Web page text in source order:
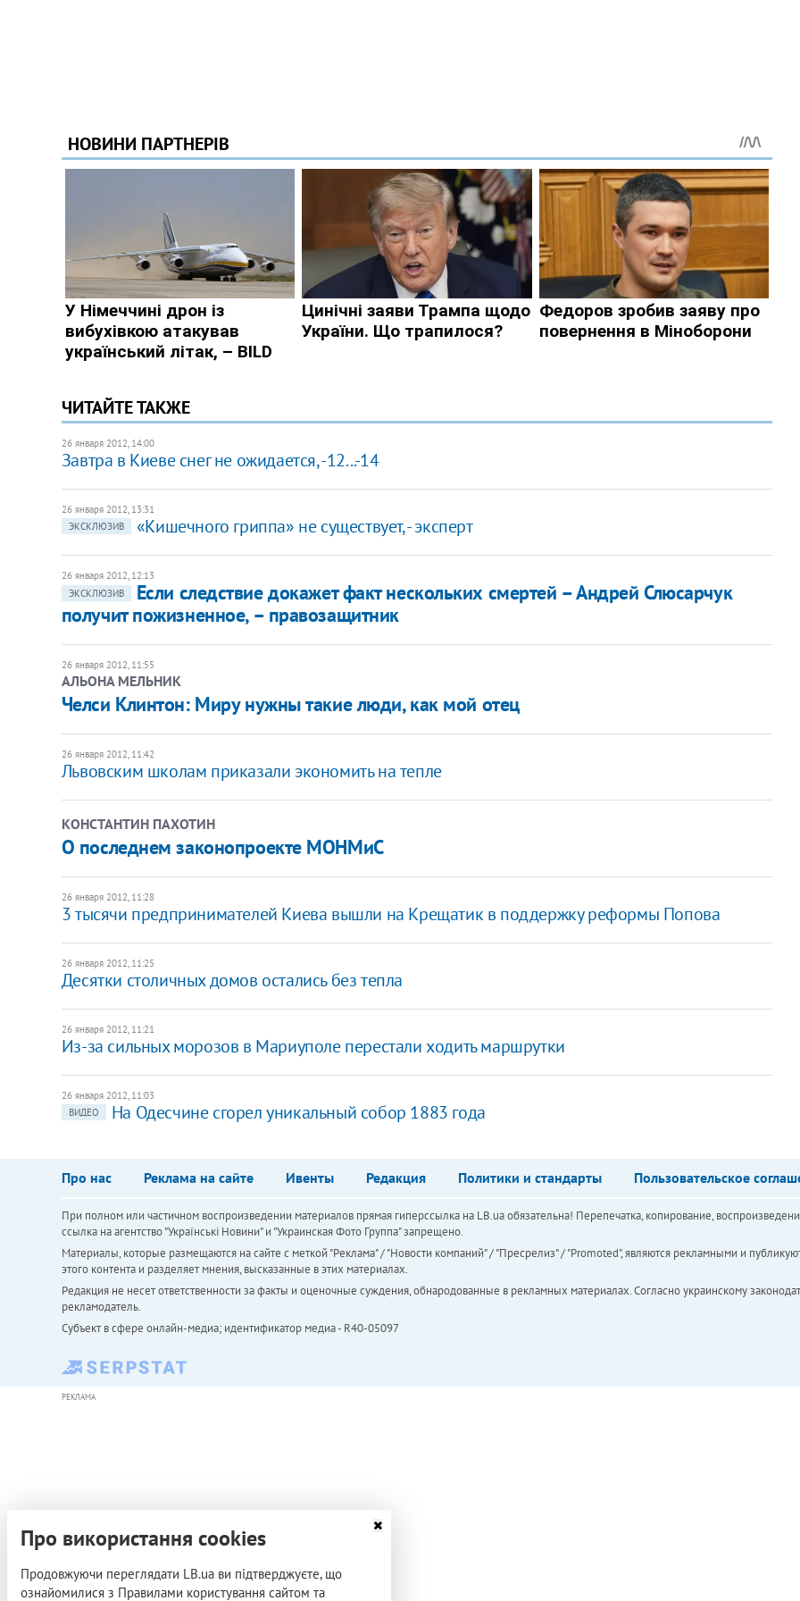
ЧИТАЙТЕ ТАКЖЕ
26 января 2012, 14:00
Завтра в Киеве снег не ожидается, -12...-14
26 января 2012, 13:31
ЭКСКЛЮЗИВ
«Кишечного гриппа» не существует, - эксперт
26 января 2012, 12:13
ЭКСКЛЮЗИВ
Если следствие докажет факт нескольких смертей – Андрей Слюсарчук
получит пожизненное, – правозащитник
26 января 2012, 11:55
АЛЬОНА МЕЛЬНИК
Челси Клинтон: Миру нужны такие люди, как мой отец
26 января 2012, 11:42
Львовским школам приказали экономить на тепле
КОНСТАНТИН ПАХОТИН
О последнем законопроекте МОНМиС
26 января 2012, 11:28
3 тысячи предпринимателей Киева вышли на Крещатик в поддержку реформы Попова
26 января 2012, 11:25
Десятки столичных домов остались без тепла
26 января 2012, 11:21
Из-за сильных морозов в Мариуполе перестали ходить маршрутки
26 января 2012, 11:03
ВИДЕО
На Одесчине сгорел уникальный собор 1883 года
Про нас Реклама на сайте Ивенты Редакция Политики и стандарты Пользовательское
При полном или частичном воспроизведении материалов прямая гиперссылка на LB.ua обязательна! Перепечатка, копирование,
ссылка на агентство "Українськi Новини" и "Украинская Фото Группа" запрещено.
Материалы, которые размещаются на сайте с меткой "Реклама" / "Новости компаний" / "Пресрелиз" / "Promoted", являются рекламными и
этого контента и разделяет мнения, высказанные в этих материалах.
Редакция не несет ответственности за факты и оценочные суждения, обнародованные в рекламных материалах. Согласно украинскому
рекламодатель.
Субъект в сфере онлайн-медиа; идентификатор медиа - R40-05097
РЕКЛАМА
Про використання cookies
Продовжуючи переглядати LB.ua ви підтверджуєте, що
ознайомилися з Правилами користування сайтом та